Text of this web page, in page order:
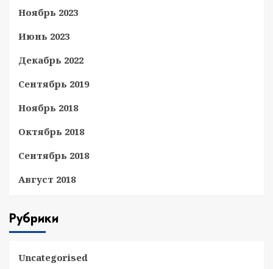
Ноябрь 2023
Июнь 2023
Декабрь 2022
Сентябрь 2019
Ноябрь 2018
Октябрь 2018
Сентябрь 2018
Август 2018
Рубрики
Uncategorised